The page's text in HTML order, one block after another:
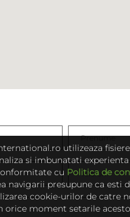
utilizeaza
si imbunatati
cu Politica de
navigarii presupune ca esti
cookie-urilor de catre
orice moment setarile